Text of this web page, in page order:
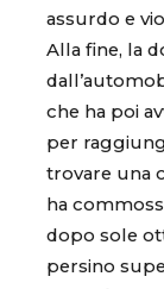
assurdo e
Alla fine, la
che ha poi
per
trovare una
ha
dopo sole
persino